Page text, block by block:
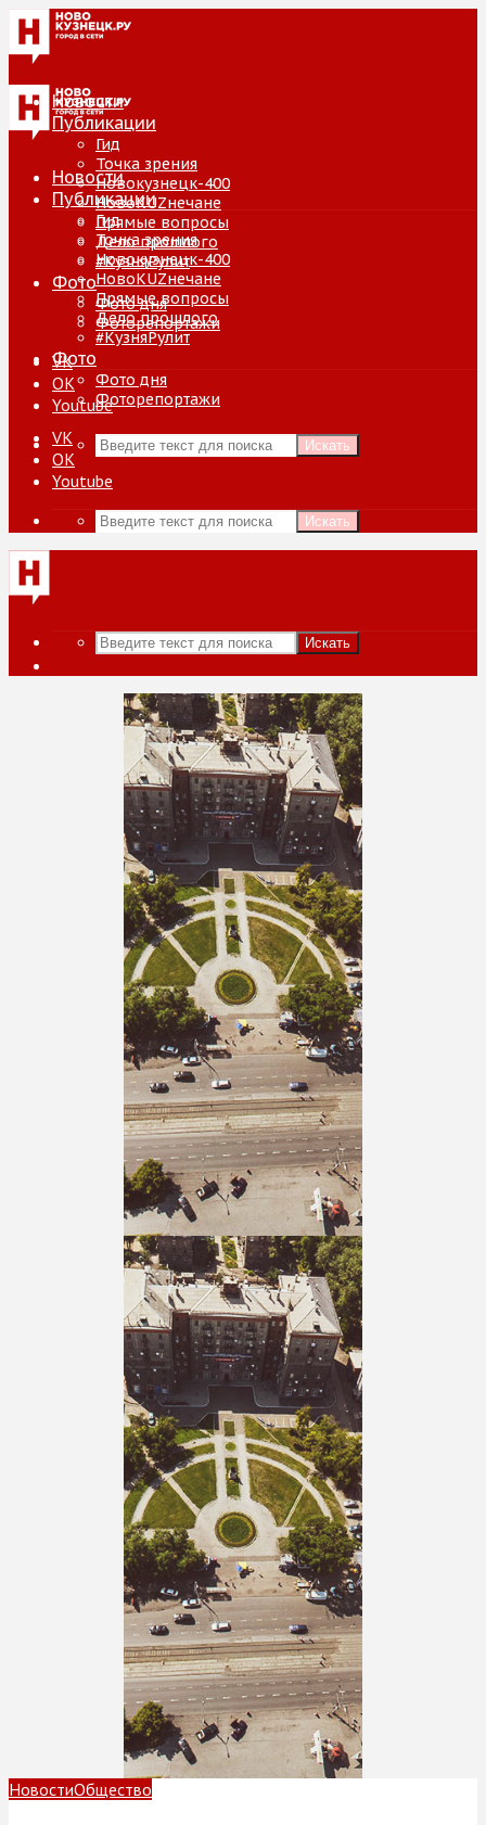
Новости
Публикации
Гид
Точка зрения
Новокузнецк-400
НовоKUZнечане
Прямые вопросы
Дело прошлого
#КузняРулит
Фото
Фото дня
Фоторепортажи
VK
ОК
Youtube
Искать
Новости
Публикации
Гид
Точка зрения
Новокузнецк-400
НовоKUZнечане
Прямые вопросы
Дело прошлого
#КузняРулит
Фото
Фото дня
Фоторепортажи
VK
ОК
Youtube
Искать
Искать
НовостиОбщество